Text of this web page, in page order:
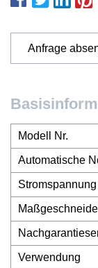
Anfrage
Modell Nr.
Automatische
Stromspannung
Verwendung